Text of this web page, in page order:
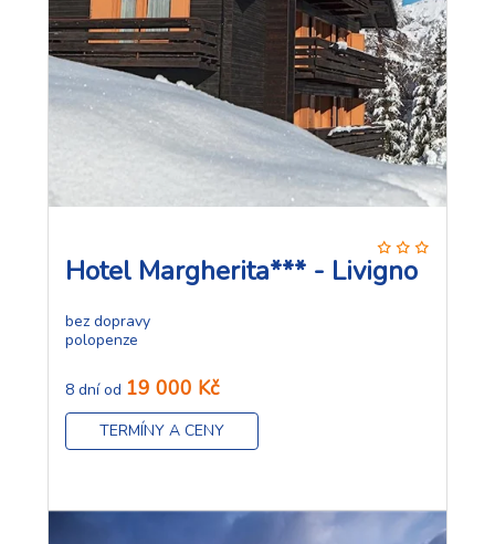
Hotel Margherita*** - Livigno
bez dopravy
polopenze
8 dní od 19 000 Kč
TERMÍNY A CENY